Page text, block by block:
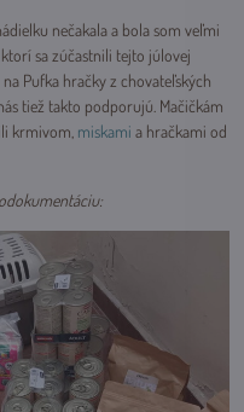
nečakala a bola som veľmi
sa zúčastnili tejto júlovej
Pufka hračky z chovateľských
tiež takto podporujú. Mačičkám
krmivom, miskami a hračkami od